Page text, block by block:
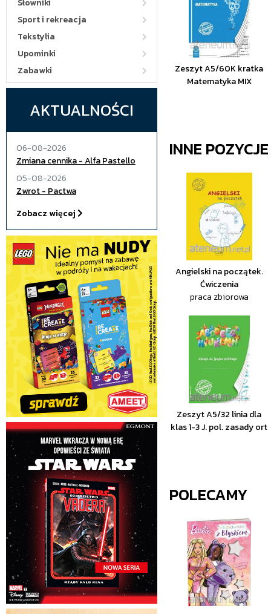
Słowniki
Sport i rekreacja
Tekstylia
Upominki
Zabawki
AKTUALNOŚCI
06-08-2026
Zmiana cennika - Alfa Pastello
05-08-2026
Zwrot - Pactwa
Zobacz więcej
Zeszyt A5/60K kratka
Matematyka MIX
INNE
Angielski na początek.
Ćwiczenia
praca zbiorowa
Zeszyt A5/32 linia dla
klas 1-3 J. pol. zasady ort
POLECAMY